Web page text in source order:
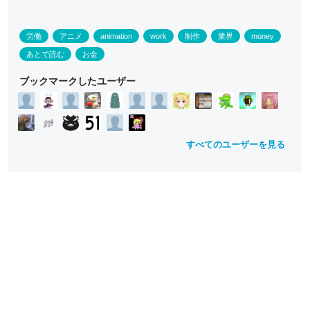
労働 アニメ animation work 制作 業界 money
あとで読む お金
ブックマークしたユーザー
すべてのユーザーを見る